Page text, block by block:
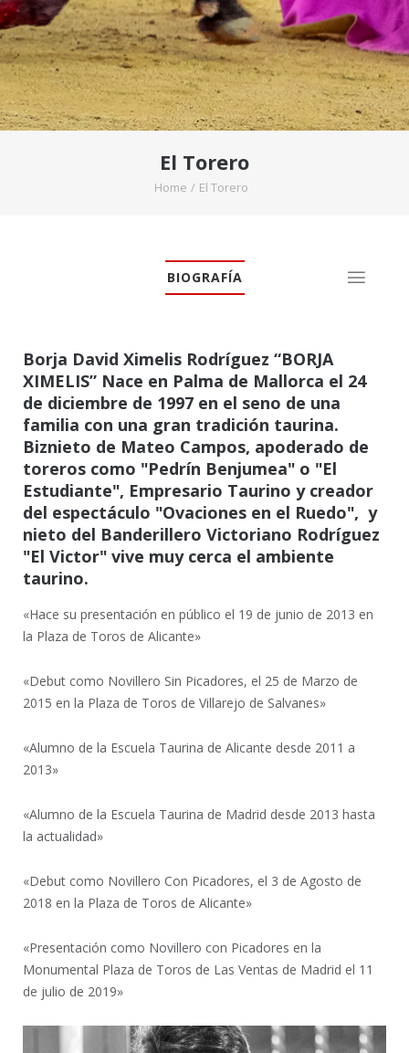
El Torero
Home / El Torero
BIOGRAFÍA
Borja David Ximelis Rodríguez “BORJA
XIMELIS”Nace en Palma de Mallorca el 24
de diciembre de 1997 en el seno de una
familia con una gran tradición taurina.
Biznieto de Mateo Campos, apoderado de
toreros como "Pedrín Benjumea" o "El
Estudiante", Empresario Taurino y creador
del espectáculo "Ovaciones en el Ruedo", y
nieto del Banderillero Victoriano Rodríguez
"El Victor" vive muy cerca el ambiente
taurino.
«Hace su presentación en público el 19 de junio de 2013 en
la Plaza de Toros de Alicante»
«Debut como Novillero Sin Picadores, el 25 de Marzo de
2015 en la Plaza de Toros de Villarejo de Salvanes»
«Alumno de la Escuela Taurina de Alicante desde 2011 a
2013»
«Alumno de la Escuela Taurina de Madrid desde 2013 hasta
la actualidad»
«Debut como Novillero Con Picadores, el 3 de Agosto de
2018 en la Plaza de Toros de Alicante»
«Presentación como Novillero con Picadores en la
Monumental Plaza de Toros de Las Ventas de Madrid el 11
de julio de 2019»